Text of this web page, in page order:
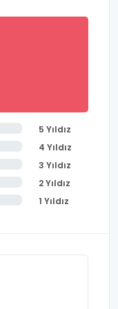
5 Yıldız
4 Yıldız
3 Yıldız
2 Yıldız
1 Yıldız